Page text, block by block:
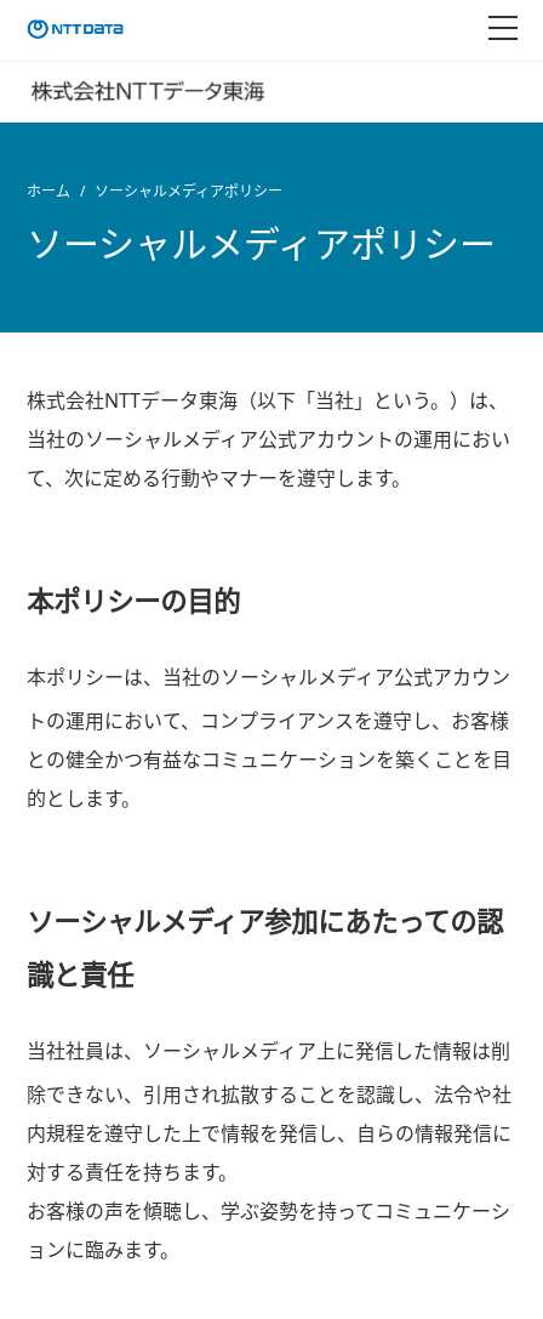
ホーム ソーシャルメディアポリシー
ソーシャルメディアポリシー
株式会社NTTデータ東海（以下「当社」という。）は、
当社のソーシャルメディア公式アカウントの運用におい
て、次に定める行動やマナーを遵守します。
本ポリシーの目的
本ポリシーは、当社のソーシャルメディア公式アカウン
トの運用において、コンプライアンスを遵守し、お客様
との健全かつ有益なコミュニケーションを築くことを目
的とします。
ソーシャルメディア参加にあたっての認
識と責任
当社社員は、ソーシャルメディア上に発信した情報は削
除できない、引用され拡散することを認識し、法令や社
内規程を遵守した上で情報を発信し、自らの情報発信に
対する責任を持ちます。
お客様の声を傾聴し、学ぶ姿勢を持ってコミュニケーシ
ョンに臨みます。